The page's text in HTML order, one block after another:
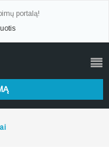
portalą!